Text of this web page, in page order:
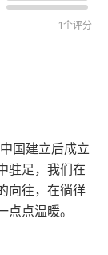
1个评分
国建立后成立
驻足，我们在
向往，在徜徉
点温暖。